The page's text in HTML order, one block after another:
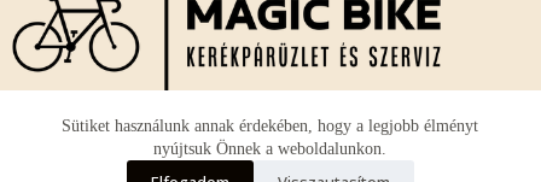
Sütiket használunk annak érdekében, hogy a legjobb élményt
nyújtsuk Önnek a weboldalunkon.
A vállalkozásunk fő profilja a használt és új országúti